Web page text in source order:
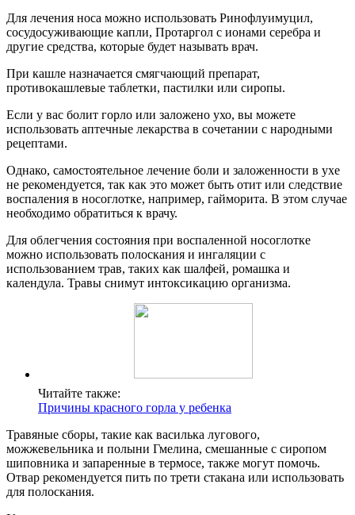
Для лечения носа можно использовать Ринофлуимуцил,
сосудосуживающие капли, Протаргол с ионами серебра и
другие средства, которые будет называть врач.
При кашле назначается смягчающий препарат,
противокашлевые таблетки, пастилки или сиропы.
Если у вас болит горло или заложено ухо, вы можете
использовать аптечные лекарства в сочетании с народными
рецептами.
Однако, самостоятельное лечение боли и заложенности в ухе
не рекомендуется, так как это может быть отит или следствие
воспаления в носоглотке, например, гайморита. В этом случае
необходимо обратиться к врачу.
Для облегчения состояния при воспаленной носоглотке
можно использовать полоскания и ингаляции с
использованием трав, таких как шалфей, ромашка и
календула. Травы снимут интоксикацию организма.
Читайте также:
Причины красного горла у ребенка
Травяные сборы, такие как василька лугового,
можжевельника и полыни Гмелина, смешанные с сиропом
шиповника и запаренные в термосе, также могут помочь.
Отвар рекомендуется пить по трети стакана или использовать
для полоскания.